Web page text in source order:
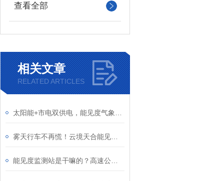
查看全部
相关文章
RELATED ARTICLES